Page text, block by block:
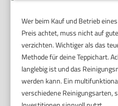
Wer beim Kauf und Betrieb
Preis achtet, muss nicht auf
verzichten. Wichtiger als das
Methode für deine Teppichart.
langlebig ist und das
werden kann. Ein
verschiedene Reinigungsarten,